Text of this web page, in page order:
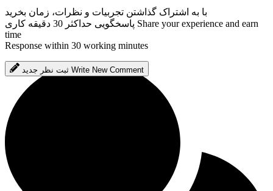
با به اشتراک گذاشتن تجربیات و نظرات، زمان بخرید
پاسخگویی حداکثر 30 دقیقه کاری Share your experience and earn
time
Response within 30 working minutes
ثبت نظر جدید Write New Comment